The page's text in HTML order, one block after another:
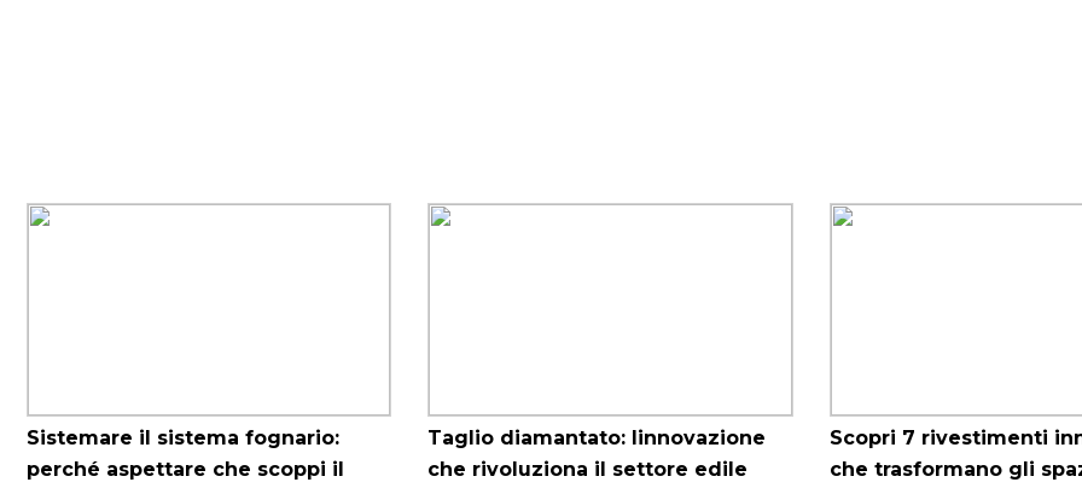
Sistemare il sistema fognario:
perché aspettare che scoppi il
Taglio diamantato: linnovazione
che rivoluziona il settore edile
Scopri 7 rivestimenti
che trasformano gli